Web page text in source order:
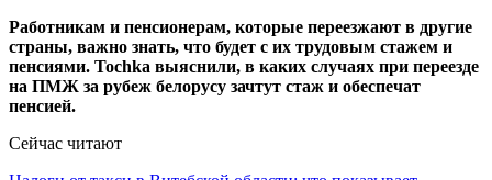
Работникам и пенсионерам, которые переезжают в другие
страны, важно знать, что будет с их трудовым стажем и
пенсиями. Tochka выяснили, в каких случаях при переезде
на ПМЖ за рубеж белорусу зачтут стаж и обеспечат
пенсией.
Сейчас читают